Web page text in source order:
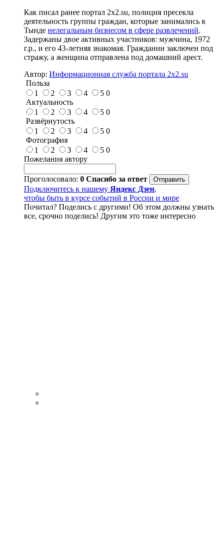
Как писал ранее портал 2х2.su, полиция пресекла
деятельность группы граждан, которые занимались в
Тынде нелегальным бизнесом в сфере развлечений.
Задержаны двое активных участников: мужчина, 1972
г.р., и его 43-летняя знакомая. Гражданин заключен под
стражу, а женщина отправлена под домашний арест.
Автор: Информационная служба портала 2x2.su
Польза
1
2 3 4 5 0
Актуальность
1
2 3 4 5 0
Развёрнутость
1
2 3 4 5 0
Фотография
1
2 3 4 5 0
Пожелания автору
Проголосовало: 0 Спасибо за ответ
Подключитесь к нашему Яндекс Дзен,
чтобы быть в курсе событий в России и мире
Почитал? Поделись с другими! Об этом должны узнать
все, срочно поделись! Другим это тоже интересно